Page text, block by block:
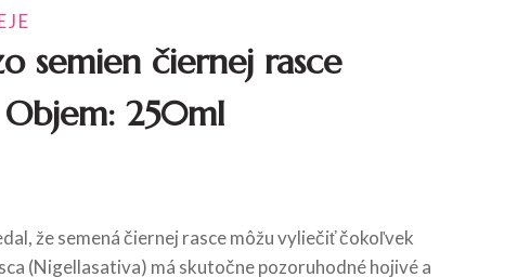
semien čiernej rasce
250ml
že semená čiernej rasce môžu vyliečiť čokoľvek
(Nigellasativa) má skutočne pozoruhodné hojivé a